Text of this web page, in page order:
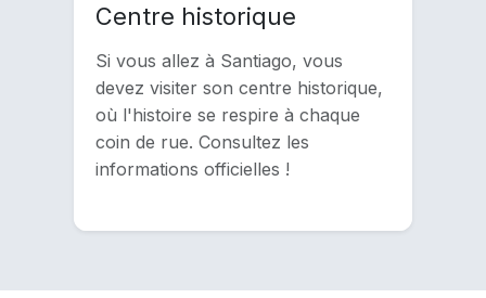
Centre historique
Si vous allez à Santiago, vous
devez visiter son centre historique,
où l'histoire se respire à chaque
coin de rue. Consultez les
informations officielles !